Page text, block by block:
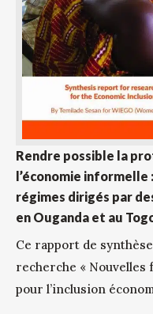
Rendre possible la
l’économie
régimes dirigés par
en Ouganda et au
Ce rapport de
recherche « Nouvelles
pour l’inclusion